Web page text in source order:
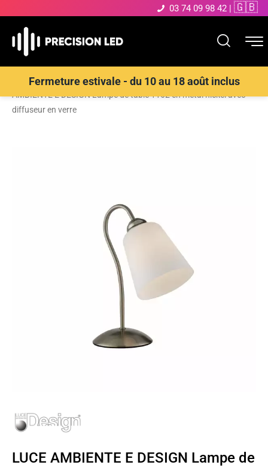
03 74 09 98 42 | 🇬🇧
Fermeture estivale - du 10 au 18 août inclus
Accueil>Boutique>Éclairage décoratif >Lampes de table>LUCE
AMBIENTE E DESIGN Lampe de table 1162 en métal nickel avec
diffuseur en verre
LUCE AMBIENTE E DESIGN Lampe de